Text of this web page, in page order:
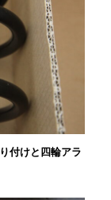
付けと四輪アラ